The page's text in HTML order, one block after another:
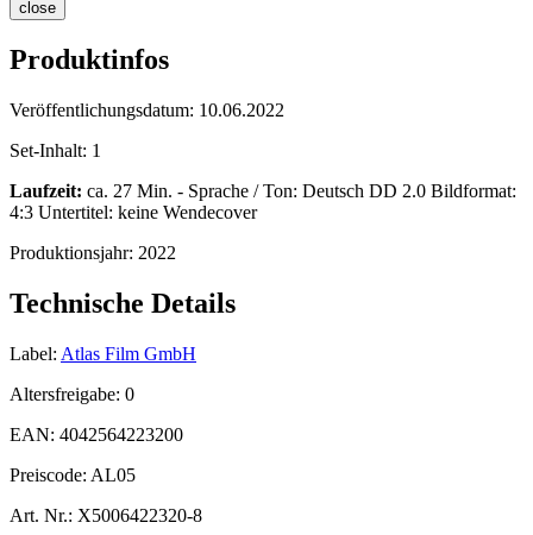
close
Produktinfos
Veröffentlichungsdatum: 10.06.2022
Set-Inhalt: 1
Laufzeit: ca. 27 Min. - Sprache / Ton: Deutsch DD 2.0 Bildformat:
4:3 Untertitel: keine Wendecover
Produktionsjahr: 2022
Technische Details
Label: Atlas Film GmbH
Altersfreigabe: 0
EAN: 4042564223200
Preiscode: AL05
Art. Nr.: X5006422320-8